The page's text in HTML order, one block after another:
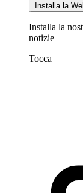
Installa la
Installa la
notizie
Tocca